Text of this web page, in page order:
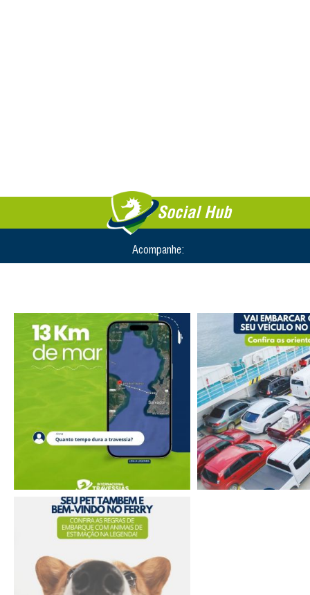
Social Hub
Acompanhe: